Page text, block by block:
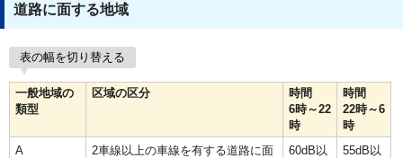
道路に面する地域
表の幅を切り替える
一般地域の
類型
区域の区分
時間
6時～22
時
時間
22時～6
時
A
2車線以上の車線を有する道路に面
60dB以
55dB以